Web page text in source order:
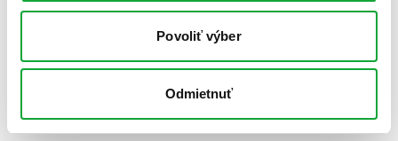
Povoliť výber
Odmietnuť